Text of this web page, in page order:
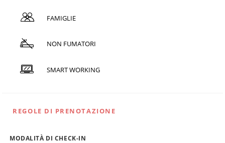
FAMIGLIE
NON FUMATORI
SMART WORKING
REGOLE DI PRENOTAZIONE
MODALITÀ DI CHECK-IN